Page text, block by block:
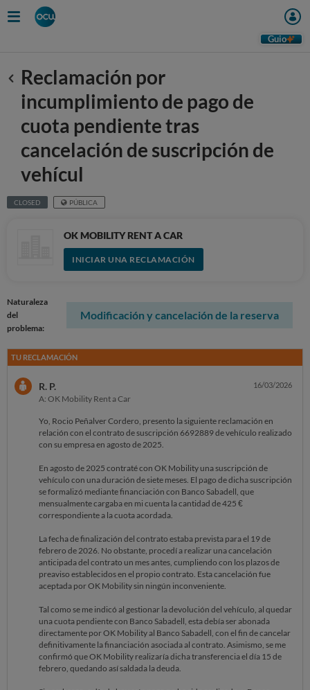
Guio
Anterior
Reclamación por
incumplimiento de pago de
cuota pendiente tras
cancelación de suscripción de
vehícul
CLOSED PÚBLICA
OK MOBILITY RENT A CAR
INICIAR UNA RECLAMACIÓN
Naturaleza
del
problema:
Modificación y cancelación de la reserva
TU RECLAMACIÓN
R. P.
A: OK Mobility Rent a Car
16/03/2026
Yo, Rocio Peñalver Cordero, presento la siguiente reclamación en
relación con el contrato de suscripción 6692889 de vehículo realizado
con su empresa en agosto de 2025.
En agosto de 2025 contraté con OK Mobility una suscripción de
vehículo con una duración de siete meses. El pago de dicha suscripción
se formalizó mediante financiación con Banco Sabadell, que
mensualmente cargaba en mi cuenta la cantidad de 425 €
correspondiente a la cuota acordada.
La fecha de finalización del contrato estaba prevista para el 19 de
febrero de 2026. No obstante, procedí a realizar una cancelación
anticipada del contrato un mes antes, cumpliendo con los plazos de
preaviso establecidos en el propio contrato. Esta cancelación fue
aceptada por OK Mobility sin ningún inconveniente.
Tal como se me indicó al gestionar la devolución del vehículo, al quedar
una cuota pendiente con Banco Sabadell, esta debía ser abonada
directamente por OK Mobility al Banco Sabadell, con el fin de cancelar
definitivamente la financiación asociada al contrato. Asimismo, se me
confirmó que OK Mobility realizaría dicha transferencia el día 15 de
febrero, quedando así saldada la deuda.